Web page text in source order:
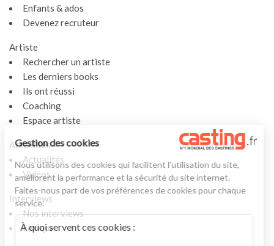
Enfants & ados
Devenez recruteur
Artiste
Rechercher un artiste
Les derniers books
Ils ont réussi
Coaching
Espace artiste
Actualités
Actualités
Vidéos
Interviews
Nos interviews
Lexique
Gestion des cookies
Nous utilisons des cookies qui facilitent l'utilisation du site,
améliorent la performance et la sécurité du site internet.
Faites-nous part de vos préférences de cookies pour chaque
service.
À quoi servent ces cookies :